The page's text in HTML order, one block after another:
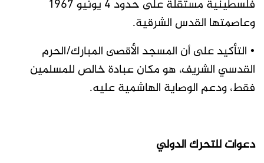
فلسطينية مستقلة على حدود 4 يونيو 1967
وعاصمتها القدس الشرقية.
• التأكيد على أن المسجد الأقصى المبارك/الحرم
القدسي الشريف، هو مكان عبادة خالص للمسلمين
فقط، ودعم الوصاية الهاشمية عليه.
دعوات للتحرك الدولي